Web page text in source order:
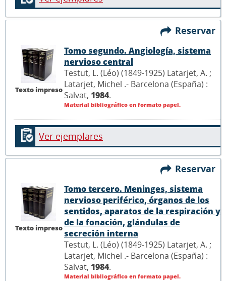
Reservar
Texto impreso
Tomo segundo. Angiología, sistema
nervioso central
Testut, L. (Léo) (1849-1925) Latarjet, A. ;
Latarjet, Michel .- Barcelona (España) :
Salvat, 1984.
Material bibliográfico en formato papel.
Ver ejemplares
Reservar
Texto impreso
Tomo tercero. Meninges, sistema
nervioso periférico, órganos de los
sentidos, aparatos de la respiración y
de la fonación, glándulas de
secreción interna
Testut, L. (Léo) (1849-1925) Latarjet, A. ;
Latarjet, Michel .- Barcelona (España) :
Salvat, 1984.
Material bibliográfico en formato papel.